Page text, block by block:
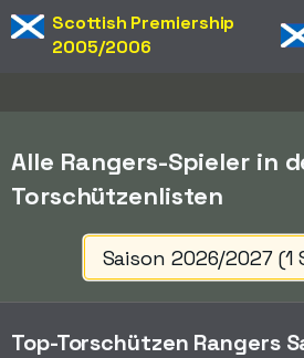
Scottish Premiership
2005/2006
Alle Rangers-Spieler in
Torschützenlisten
Top-Torschützen Rangers